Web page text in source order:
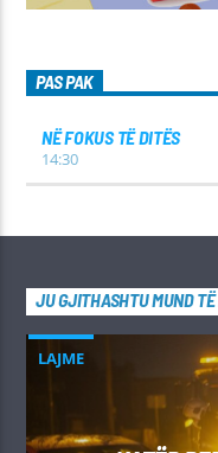
PAS PAK
NË FOKUS TË DITËS
14:30
JU GJITHASHTU MUND
LAJME